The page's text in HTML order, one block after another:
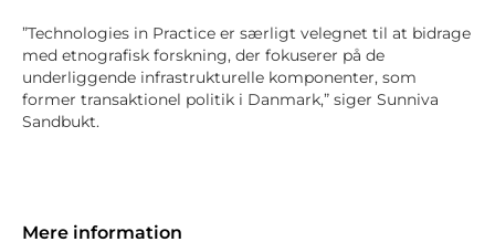
”Technologies in Practice er særligt velegnet til at bidrage
med etnografisk forskning, der fokuserer på de
underliggende infrastrukturelle komponenter, som
former transaktionel politik i Danmark,” siger Sunniva
Sandbukt.
Mere information